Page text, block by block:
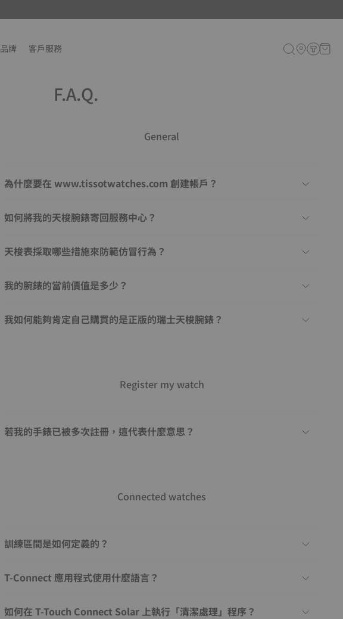
品牌 客戶服務
F.A.Q.
General
為什麼要在 www.tissotwatches.com 創建帳戶？
如何將我的天梭腕錶寄回服務中心？
天梭表採取哪些措施來防範仿冒行為？
我的腕錶的當前價值是多少？
我如何能夠肯定自己購買的是正版的瑞士天梭腕錶？
Register my watch
若我的手錶已被多次註冊，這代表什麼意思？
Connected watches
訓練區間是如何定義的？
T-Connect 應用程式使用什麼語言？
如何在 T-Touch Connect Solar 上執行「清潔處理」程序？